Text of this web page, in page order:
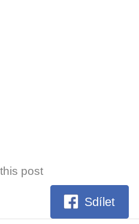
post
Sdílet